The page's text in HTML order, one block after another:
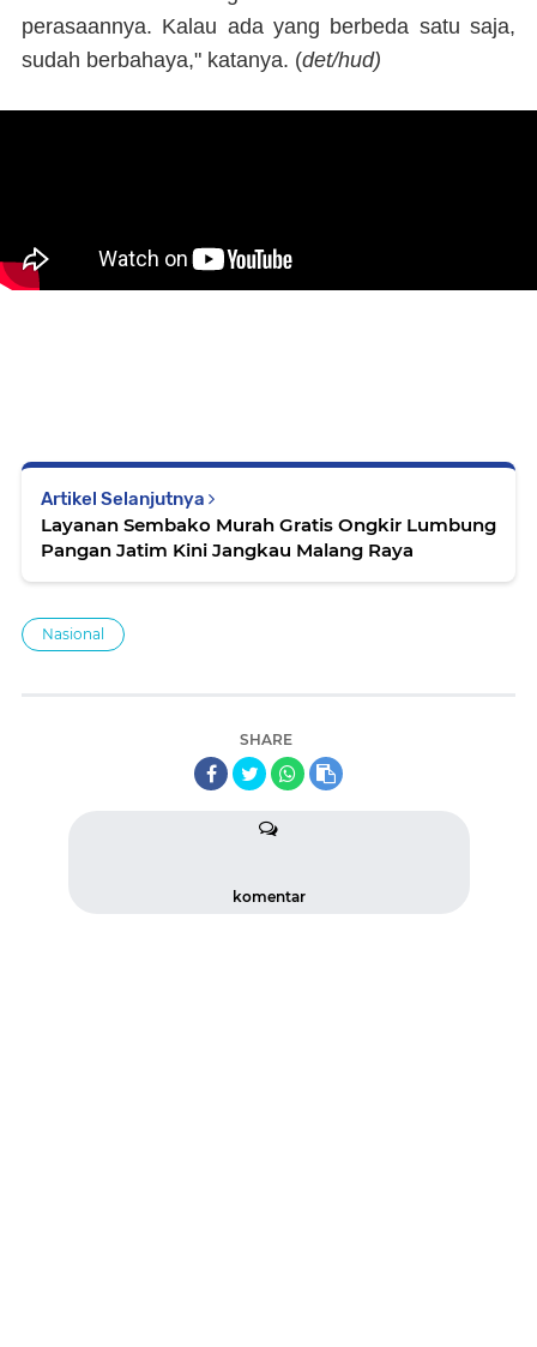
perasaannya. Kalau ada yang berbeda satu saja,
sudah berbahaya," katanya. (det/hud)
Artikel Selanjutnya
Layanan Sembako Murah Gratis Ongkir Lumbung
Pangan Jatim Kini Jangkau Malang Raya
Nasional
SHARE
komentar